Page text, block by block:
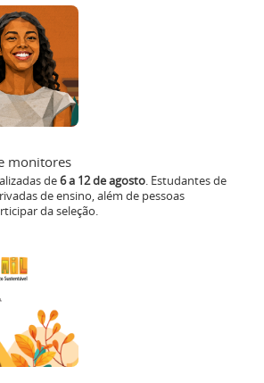
monitores
de6 a 12 de agosto. Estudantes de
de ensino, além de pessoas
da seleção.